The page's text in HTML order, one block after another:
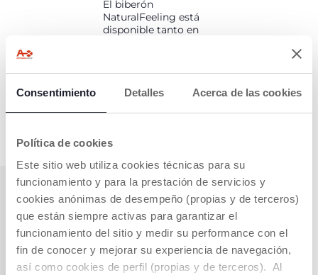
Consentimiento Detalles Acerca de las cookies
Política de cookies
Este sitio web utiliza cookies técnicas para su
funcionamiento y para la prestación de servicios y
cookies anónimas de desempeño (propias y de terceros)
que están siempre activas para garantizar el
funcionamiento del sitio y medir su performance con el
fin de conocer y mejorar su experiencia de navegación,
así como cookies de perfil (propias y de terceros). Al
El biberón
NaturalFeeling está
disponible tanto en
diferentes: gris, azul
TABLA
COMPARATIVA
BIBERONES